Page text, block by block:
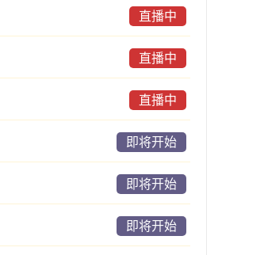
直播中
直播中
直播中
即将开始
即将开始
即将开始